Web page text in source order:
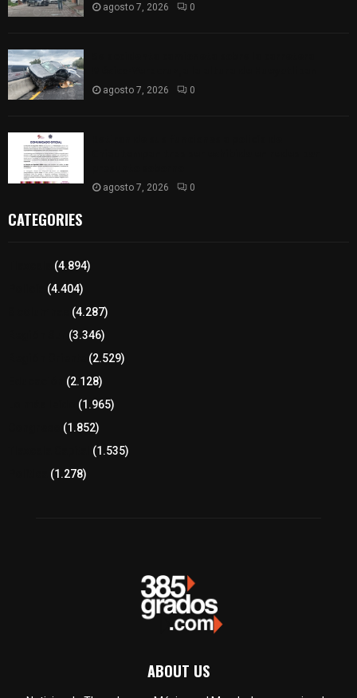
agosto 7, 2026 0
agosto 7, 2026 0
agosto 7, 2026 0
CATEGORIES
(4.894)
(4.404)
(4.287)
(3.346)
(2.529)
(2.128)
(1.965)
(1.852)
(1.535)
(1.278)
ABOUT US